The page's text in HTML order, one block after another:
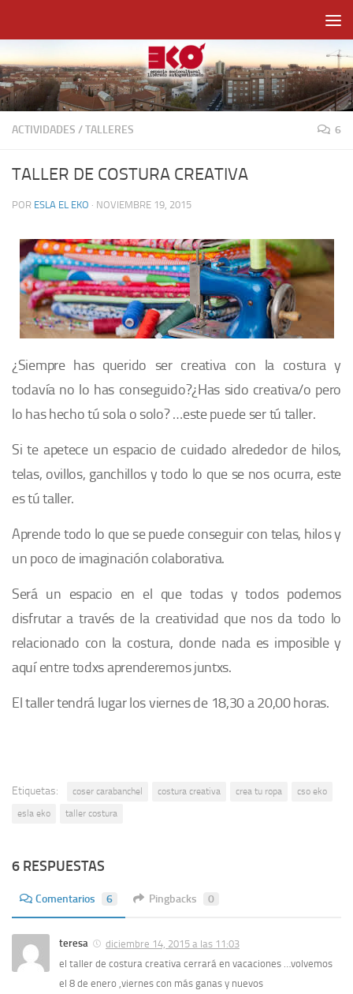
ACTIVIDADES /TALLERES 6
TALLER DE COSTURA CREATIVA
POR ESLA EL EKO · NOVIEMBRE 19, 2015
¿Siempre has querido ser creativa con la costura y
todavía no lo has conseguido?¿Has sido creativa/o pero
lo has hecho tú sola o solo? …este puede ser tú taller.
Si te apetece un espacio de cuidado alrededor de hilos,
telas, ovillos, ganchillos y todo lo que se nos ocurra, este
es tú taller.
Aprende todo lo que se puede conseguir con telas, hilos y
un poco de imaginación colaborativa.
Será un espacio en el que todas y todos podemos
disfrutar a través de la creatividad que nos da todo lo
relacionado con la costura, donde nada es imposible y
aquí entre todxs aprenderemos juntxs.
El taller tendrá lugar los viernes de 18,30 a 20,00 horas.
Etiquetas: coser carabanchel costura creativa crea tu ropa
cso eko
esla eko
taller costura
6 RESPUESTAS
Comentarios 6 Pingbacks 0
teresa
diciembre 14, 2015 a las 11:03
el taller de costura creativa cerrará en vacaciones …volvemos
el 8 de enero ,viernes con más ganas y nuevos